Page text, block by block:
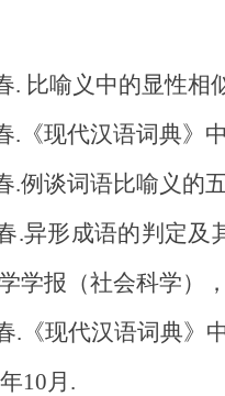
喻义中的显性相似
现代汉语词典》中
谈词语比喻义的五
形成语的判定及
学报（社会科学）
现代汉语词典》中
10月.